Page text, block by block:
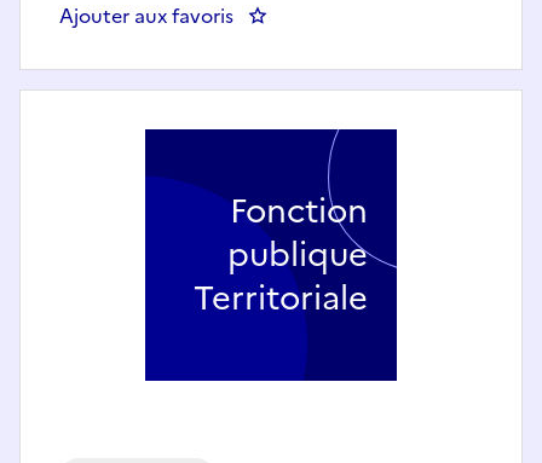
Ajouter aux favoris : Chargé.e de mission Natura
Fonction
publique
Territoriale